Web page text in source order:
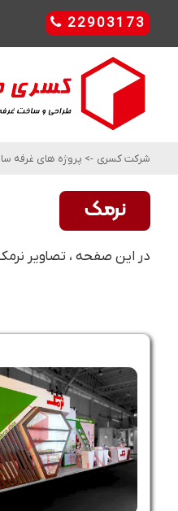
22903173
شرکت کسری -> پروژه های غرفه
نرمک
در این صفحه ، تصاویر